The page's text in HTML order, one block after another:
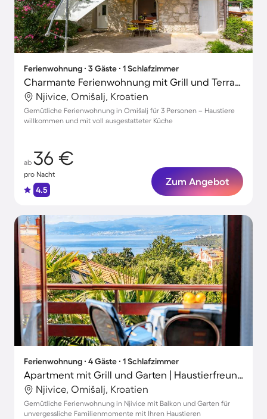
Ferienwohnung ∙ 3 Gäste ∙ 1 Schlafzimmer
Charmante Ferienwohnung mit Grill und Terrasse | Nah am Strand | Haustiere sind willkommen
Njivice, Omišalj, Kroatien
Gemütliche Ferienwohnung in Omišalj für 3 Personen – Haustiere
willkommen und mit voll ausgestatteter Küche
ab 36 €
pro Nacht
4.5
Zum Angebot
Ferienwohnung ∙ 4 Gäste ∙ 1 Schlafzimmer
Apartment mit Grill und Garten | Haustierfreundlich
Njivice, Omišalj, Kroatien
Gemütliche Ferienwohnung in Njivice mit Balkon und Garten für
unvergessliche Familienmomente mit Ihren Haustieren